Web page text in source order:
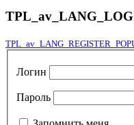
Логин
Пароль